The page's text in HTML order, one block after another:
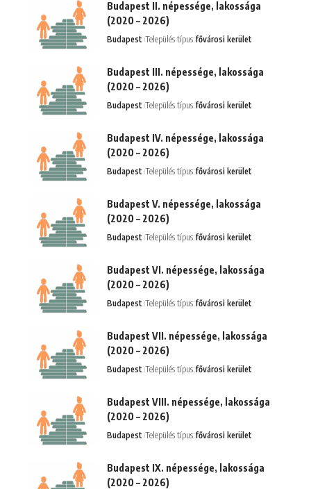
Budapest II. népessége, lakossága
(2020 – 2026)
Budapest Település típus:fővárosi kerület
Budapest III. népessége, lakossága
(2020 – 2026)
Budapest Település típus:fővárosi kerület
Budapest IV. népessége, lakossága
(2020 – 2026)
Budapest Település típus:fővárosi kerület
Budapest V. népessége, lakossága
(2020 – 2026)
Budapest Település típus:fővárosi kerület
Budapest VI. népessége, lakossága
(2020 – 2026)
Budapest Település típus:fővárosi kerület
Budapest VII. népessége, lakossága
(2020 – 2026)
Budapest Település típus:fővárosi kerület
Budapest VIII. népessége, lakossága
(2020 – 2026)
Budapest Település típus:fővárosi kerület
Budapest IX. népessége, lakossága
(2020 – 2026)